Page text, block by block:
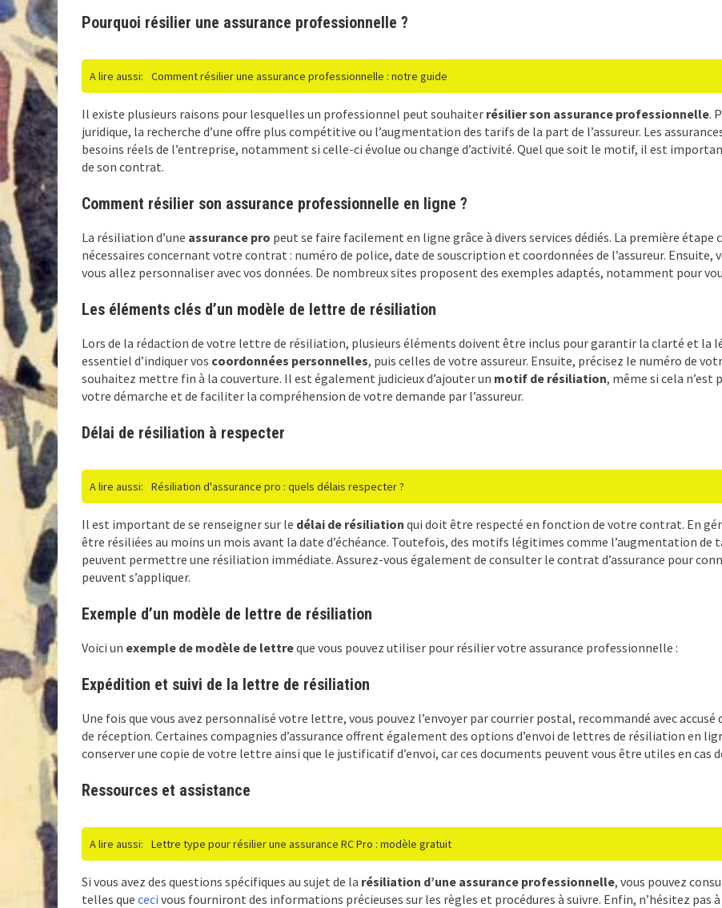
Pourquoi résilier une assurance professionnelle ?
A lire aussi: Comment résilier une assurance professionnelle : notre guide
Il existe plusieurs raisons pour lesquelles un professionnel peut souhaiter résilier son assurance professionnelle.
juridique, la recherche d’une offre plus compétitive ou l’augmentation des tarifs de la part de l’assureur. Les
besoins réels de l’entreprise, notamment si celle-ci évolue ou change d’activité. Quel que soit le motif, il est
de son contrat.
Comment résilier son assurance professionnelle en ligne ?
La résiliation d’une assurance pro peut se faire facilement en ligne grâce à divers services dédiés. La première
nécessaires concernant votre contrat : numéro de police, date de souscription et coordonnées de l’assureur. Ensuite,
vous allez personnaliser avec vos données. De nombreux sites proposent des exemples adaptés, notamment pour
Les éléments clés d’un modèle de lettre de résiliation
Lors de la rédaction de votre lettre de résiliation, plusieurs éléments doivent être inclus pour garantir la clarté et la
essentiel d’indiquer vos coordonnées personnelles, puis celles de votre assureur. Ensuite, précisez le numéro de
souhaitez mettre fin à la couverture. Il est également judicieux d’ajouter un motif de résiliation, même si cela
votre démarche et de faciliter la compréhension de votre demande par l’assureur.
Délai de résiliation à respecter
A lire aussi: Résiliation d'assurance pro : quels délais respecter ?
Il est important de se renseigner sur le délai de résiliation qui doit être respecté en fonction de votre contrat. En
être résiliées au moins un mois avant la date d’échéance. Toutefois, des motifs légitimes comme l’augmentation
peuvent permettre une résiliation immédiate. Assurez-vous également de consulter le contrat d’assurance pour
peuvent s’appliquer.
Exemple d’un modèle de lettre de résiliation
Voici un exemple de modèle de lettreque vous pouvez utiliser pour résilier votre assurance professionnelle :
Expédition et suivi de la lettre de résiliation
Une fois que vous avez personnalisé votre lettre, vous pouvez l’envoyer par courrier postal, recommandé avec
de réception. Certaines compagnies d’assurance offrent également des options d’envoi de lettres de résiliation en
conserver une copie de votre lettre ainsi que le justificatif d’envoi, car ces documents peuvent vous être utiles en cas
Ressources et assistance
A lire aussi: Lettre type pour résilier une assurance RC Pro : modèle gratuit
Si vous avez des questions spécifiques au sujet de la résiliation d’une assurance professionnelle, vous pouvez
telles que ceci vous fourniront des informations précieuses sur les règles et procédures à suivre. Enfin, n’hésitez pas